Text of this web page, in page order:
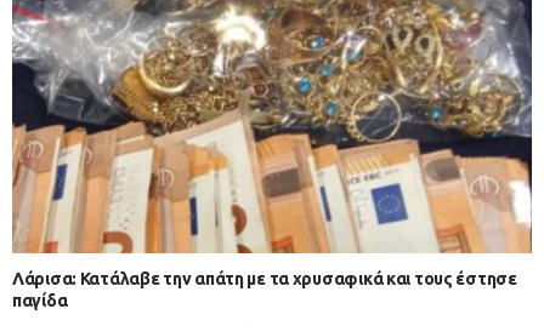
Λάρισα: Κατάλαβε την απάτη με τα χρυσαφικά και τους έστησε
παγίδα